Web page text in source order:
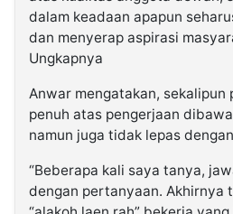
dalam keadaan apapun
dan menyerap aspirasi
Ungkapnya
Anwar mengatakan, sekalipun
penuh atas pengerjaan
namun juga tidak lepas
“Beberapa kali saya tanya,
dengan pertanyaan. Akhirnya